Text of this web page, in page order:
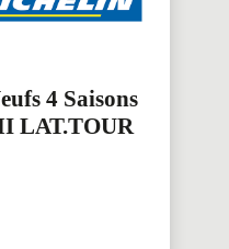
4 Saisons
LAT.TOUR